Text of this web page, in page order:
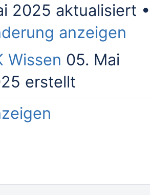
2025 aktualisiert
anzeigen
Wissen 05. Mai
erstellt